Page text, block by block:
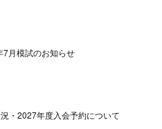
7月模試のお知らせ
況・2027年度入会予約について